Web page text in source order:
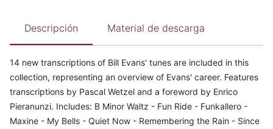
Descripción Material de descarga
14 new transcriptions of Bill Evans' tunes are included in this
collection, representing an overview of Evans' career. Features
transcriptions by Pascal Wetzel and a foreword by Enrico
Pieranunzi. Includes: B Minor Waltz - Fun Ride - Funkallero -
Maxine - My Bells - Quiet Now - Remembering the Rain - Since